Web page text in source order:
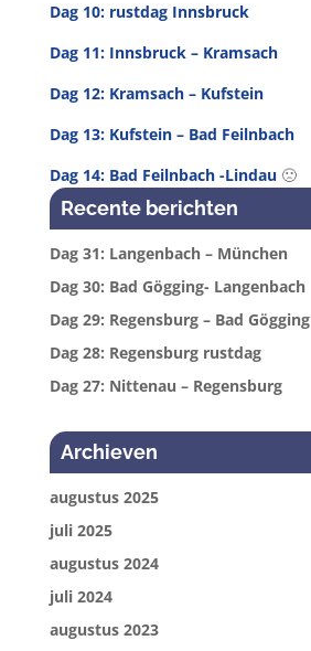
Dag 10: rustdag Innsbruck
Dag 11: Innsbruck – Kramsach
Dag 12: Kramsach – Kufstein
Dag 13: Kufstein – Bad Feilnbach
Dag 14: Bad Feilnbach -Lindau🙁
Recente berichten
Dag 31: Langenbach – München
Dag 30: Bad Gögging- Langenbach
Dag 29: Regensburg – Bad Gögging
Dag 28: Regensburg rustdag
Dag 27: Nittenau – Regensburg
Archieven
augustus 2025
juli 2025
augustus 2024
juli 2024
augustus 2023